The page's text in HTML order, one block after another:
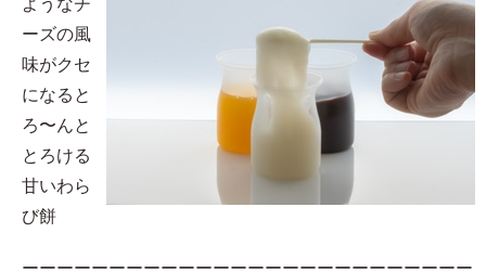
ようなチ
ーズの風
味がクセ
になると
ろ〜んと
とろける
甘いわら
び餅